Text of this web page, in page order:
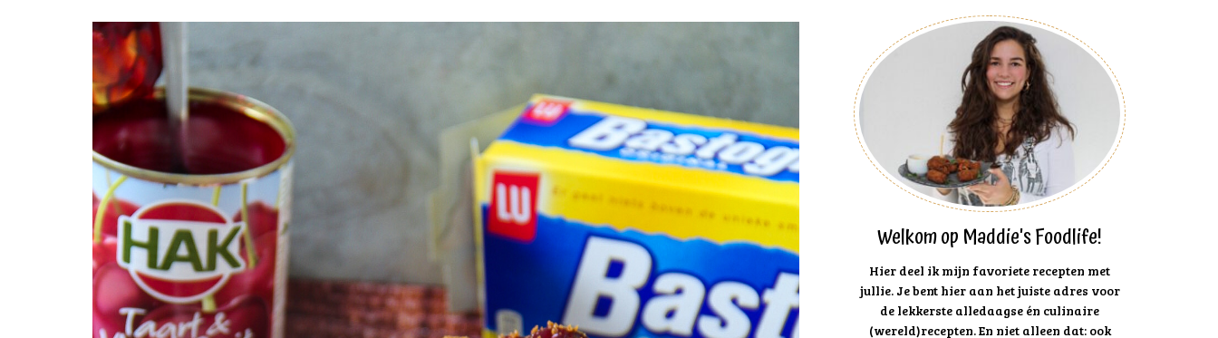
Welkom op Maddie's Foodlife!
Hier deel ik mijn favoriete recepten met
jullie. Je bent hier aan het juiste adres voor
de lekkerste alledaagse én culinaire
(wereld)recepten. En niet alleen dat: ook